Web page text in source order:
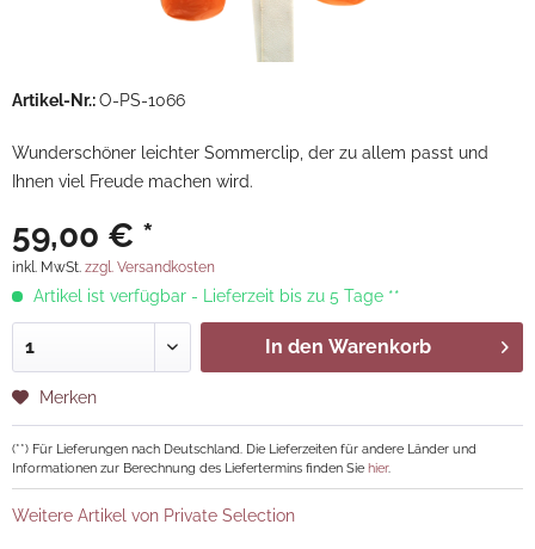
Artikel-Nr.:O-PS-1066
Wunderschöner leichter Sommerclip, der zu allem passt und
Ihnen viel Freude machen wird.
59,00 € *
inkl. MwSt. zzgl. Versandkosten
Artikel ist verfügbar - Lieferzeit bis zu 5 Tage **
In den Warenkorb
Merken
(**) Für Lieferungen nach Deutschland. Die Lieferzeiten für andere Länder und
Informationen zur Berechnung des Liefertermins finden Sie hier.
Weitere Artikel von Private Selection